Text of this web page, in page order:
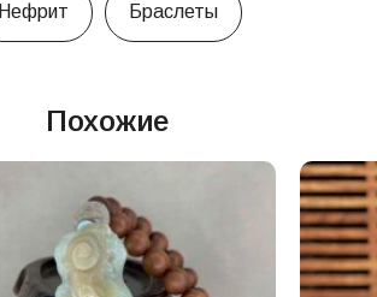
Нефрит Браслеты
Похожие